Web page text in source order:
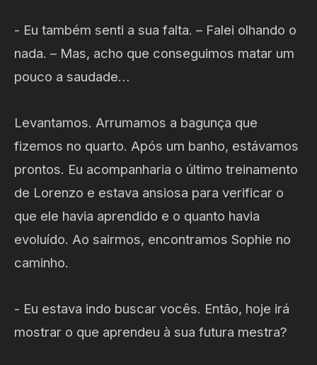
- Eu também senti a sua falta. – Falei olhando o
nada. – Mas, acho que conseguimos matar um
pouco a saudade…
Levantamos. Arrumamos a bagunça que
fizemos no quarto. Após um banho, estávamos
prontos. Eu acompanharia o último treinamento
de Lorenzo e estava ansiosa para verificar o
que ele havia aprendido e o quanto havia
evoluído. Ao sairmos, encontramos Sophie no
caminho.
- Eu estava indo buscar vocês. Então, hoje irá
mostrar o que aprendeu à sua futura mestra?